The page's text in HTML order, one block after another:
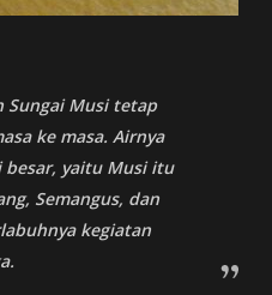
Sungai Musi tetap
ke masa. Airnya
besar, yaitu Musi itu
Semangus, dan
kegiatan